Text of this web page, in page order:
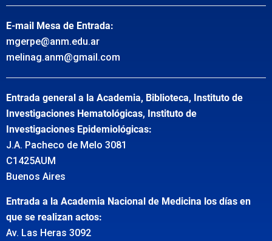
E-mail Mesa de Entrada:
mgerpe@anm.edu.ar
melinag.anm@gmail.com
Entrada general a la Academia, Biblioteca, Instituto de
Investigaciones Hematológicas, Instituto de
Investigaciones Epidemiológicas:
J.A. Pacheco de Melo 3081
C1425AUM
Buenos Aires
Entrada a la Academia Nacional de Medicina los días en
que se realizan actos:
Av. Las Heras 3092